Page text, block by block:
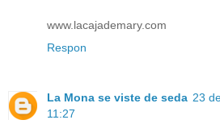
www.lacajademary.com
Respon
La Mona se viste de seda 23
11:27